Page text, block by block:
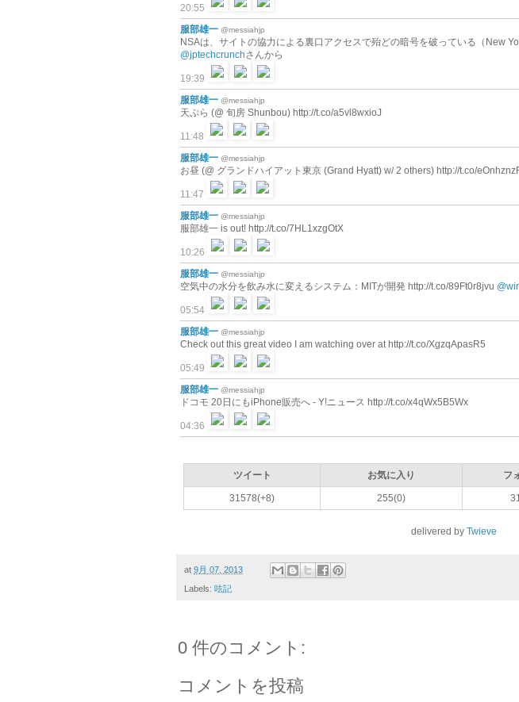
20:55
服部雄一 @messiahjp
NSAは、サイトの協力による裏口アクセスで殆どの暗号を破っている（New
@jptechcrunchさんから
19:39
服部雄一 @messiahjp
天ぷら (@ 旬房 Shunbou) http://t.co/a5vl8wxioJ
11:48
服部雄一 @messiahjp
お昼 (@ グランドハイアット東京 (Grand Hyatt) w/ 2 others) http://t.co/
11:47
服部雄一 @messiahjp
服部雄一 is out! http://t.co/7HL1xzgOtX
10:26
服部雄一 @messiahjp
空気中の水分を飲み水に変えるシステム：MITが開発 http://t.co/89Ft0r8jvu
05:54
服部雄一 @messiahjp
Check out this great video I am watching over at http://t.co/XgzqApasR5
05:49
服部雄一 @messiahjp
ドコモ 20日にもiPhone販売へ - Y!ニュース http://t.co/x4qWx5B5Wx
04:36
ツイート お気に入り フ
31578(+8) 255(0)
delivered by Twieve
at 9月 07, 2013
Labels: 呟記
0 件のコメント:
コメントを投稿